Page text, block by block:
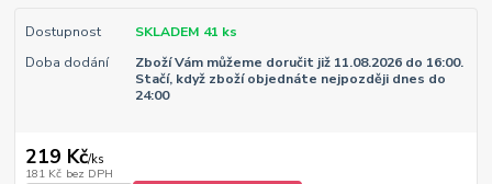
Dostupnost
SKLADEM 41 ks
Doba dodání
Zboží Vám můžeme doručit již 11.08.2026 do 16:00.
Stačí, když zboží objednáte nejpozději dnes do
24:00
219 Kč/ks
181 Kč bez DPH